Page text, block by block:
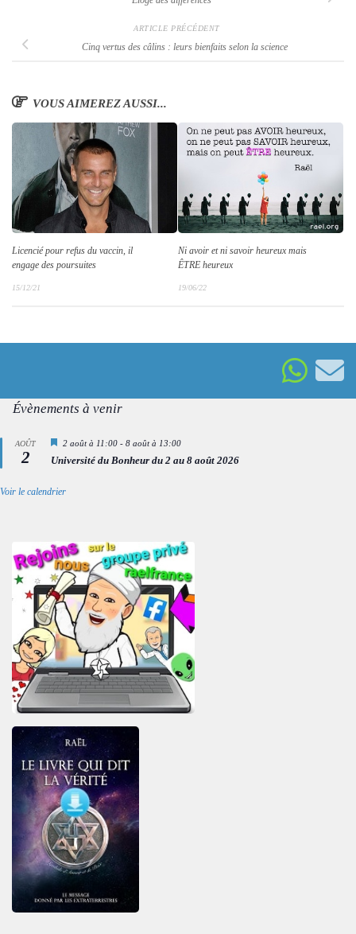
ARTICLE PRÉCÉDENT
Cinq vertus des câlins : leurs bienfaits selon la science
VOUS AIMEREZ AUSSI...
Licencié pour refus du vaccin, il
engage des poursuites
15/12/21
Ni avoir et ni savoir heureux mais
ÊTRE heureux
19/06/22
Évènements à venir
AOÛT
2
Mis
avant
2 août à 11:00 - 8 août à 13:00
Université du Bonheur du 2 au 8 août 2026
Voir le calendrier